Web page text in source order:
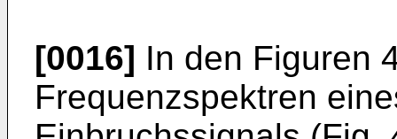
[0016] In den Figuren
Frequenzspektren